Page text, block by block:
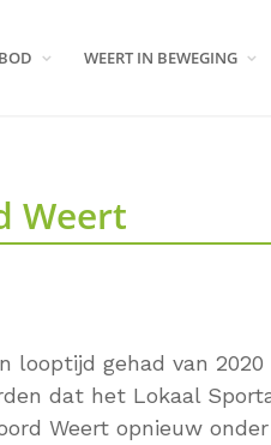
WEERT IN BEWEGING
Weert
looptijd gehad van
dat het Lokaal
Weert opnieuw